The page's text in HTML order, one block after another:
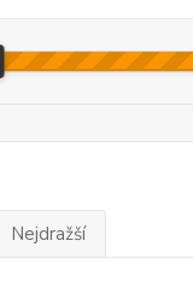
Nejdražší